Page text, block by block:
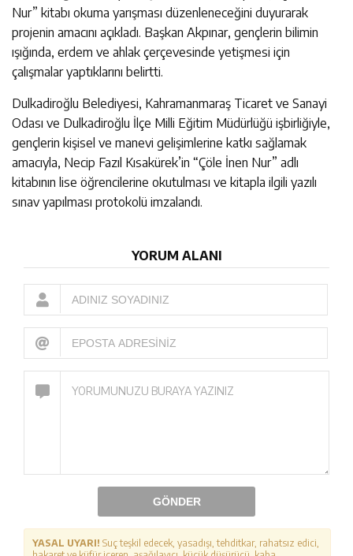
Nur” kitabı okuma yarışması düzenleneceğini duyurarak
projenin amacını açıkladı. Başkan Akpınar, gençlerin bilimin
ışığında, erdem ve ahlak çerçevesinde yetişmesi için
çalışmalar yaptıklarını belirtti.
Dulkadiroğlu Belediyesi, Kahramanmaraş Ticaret ve Sanayi
Odası ve Dulkadiroğlu İlçe Milli Eğitim Müdürlüğü işbirliğiyle,
gençlerin kişisel ve manevi gelişimlerine katkı sağlamak
amacıyla, Necip Fazıl Kısakürek’in “Çöle İnen Nur” adlı
kitabının lise öğrencilerine okutulması ve kitapla ilgili yazılı
sınav yapılması protokolü imzalandı.
YORUM ALANI
GÖNDER
YASAL UYARI! Suç teşkil edecek, yasadışı, tehditkar, rahatsız edici,